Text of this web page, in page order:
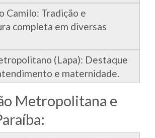
Camilo: Tradição e
completa em diversas
(Lapa): Destaque
e maternidade.
Metropolitana e